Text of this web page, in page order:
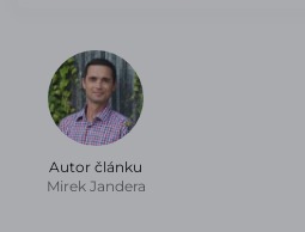
Autor článku
Mirek Jandera